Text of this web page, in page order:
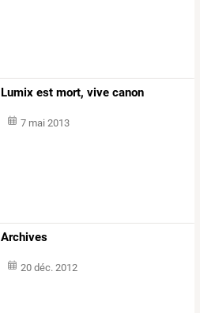
Lumix est mort, vive canon
7 mai 2013
Archives
20 déc. 2012